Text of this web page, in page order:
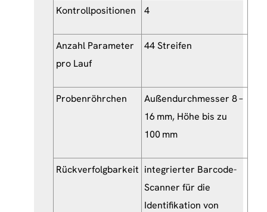
Kontrollpositionen 4
Anzahl Parameter
pro Lauf
44 Streifen
Probenröhrchen
Außendurchmesser 8 –
16 mm, Höhe bis zu
100 mm
Rückverfolgbarkeit integrierter Barcode-
Scanner für die
Identifikation von